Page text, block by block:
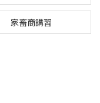
家畜商講習